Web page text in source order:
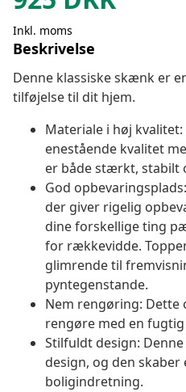
Inkl. moms
Beskrivelse
Denne klassiske skænk er
tilføjelse til dit hjem.
Materiale i høj
enestående kvalitet
er både stærkt, stabilt
God
der giver rigelig
dine forskellige ting
for rækkevidde.
glimrende til
pyntegenstande.
Nem rengøring: Dette
rengøre med en
Stilfuldt design:
design, og den
boligindretning.